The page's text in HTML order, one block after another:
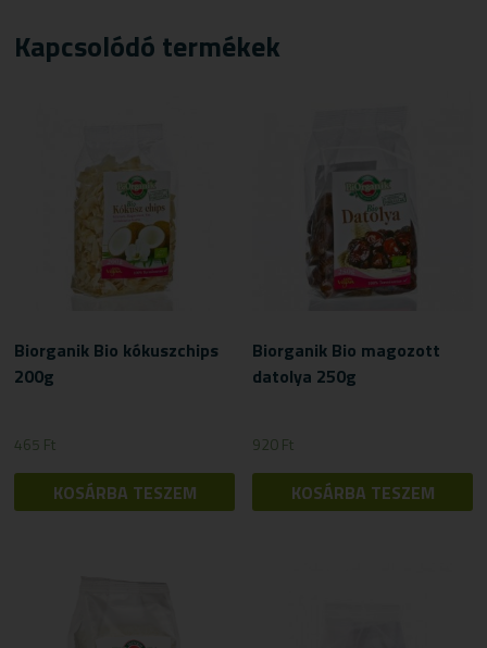
Kapcsolódó termékek
Biorganik Bio kókuszchips
200g
465 Ft
KOSÁRBA TESZEM
Biorganik Bio magozott
datolya 250g
920Ft
KOSÁRBA TESZEM